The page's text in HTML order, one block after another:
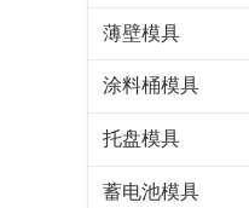
薄壁模具
涂料桶模具
托盘模具
蓄电池模具